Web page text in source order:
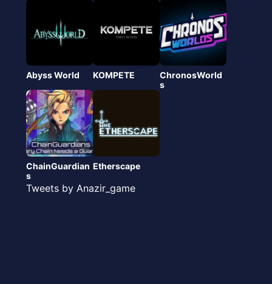
Abyss World KOMPETE
ChronosWorld
s
ChainGuardian
s
Etherscape
Tweets by Anazir_game